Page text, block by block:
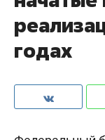
годах